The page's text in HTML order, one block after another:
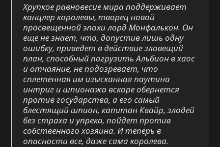
Хрупкое равновесие мира поддерживает
канцлер королевы, творец новой
просвещенной эпохи лорд Монфалькон. Он
еще не знает, что, допустив лишь одну
ошибку, приведет в действие зловещий
план, способный погрузить Альбион в хаос
и отчаяние, не подозревает, что
сплетенная им изысканная паутина
интриг и шпионажа вскоре обернется
против государства, а его самый
блестящий шпион, капитан Квайр, злодей
без страха и упрека, пойдет против
собственного хозяина. И теперь в
опасности все, даже сама королева.